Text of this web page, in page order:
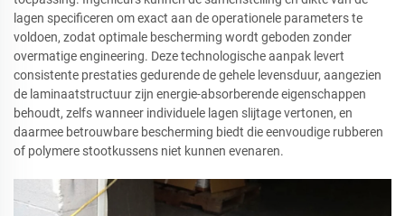
lagen specificeren om exact aan de operationele parameters te
voldoen, zodat optimale bescherming wordt geboden zonder
overmatige engineering. Deze technologische aanpak levert
consistente prestaties gedurende de gehele levensduur, aangezien
de laminaatstructuur zijn energie-absorberende eigenschappen
behoudt, zelfs wanneer individuele lagen slijtage vertonen, en
daarmee betrouwbare bescherming biedt die eenvoudige rubberen
of polymere stootkussens niet kunnen evenaren.